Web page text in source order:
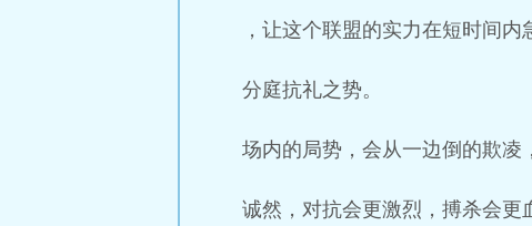
，让这个联盟的实力在短时间
分庭抗礼之势。
场内的局势，会从一边倒的欺凌
诚然，对抗会更激烈，搏杀会更